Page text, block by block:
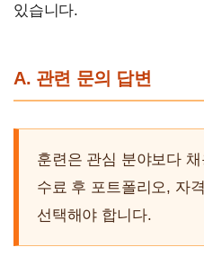
있습니다.
A. 관련 문의 답변
훈련은 관심 분야보다
수료 후 포트폴리오, 자
선택해야 합니다.